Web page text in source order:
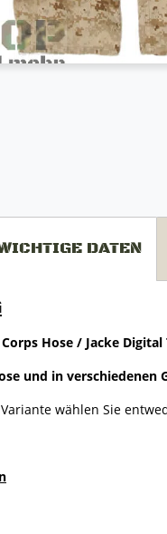
DATEN
Hose / Jacke Digital
und in verschiedenen
wählen Sie